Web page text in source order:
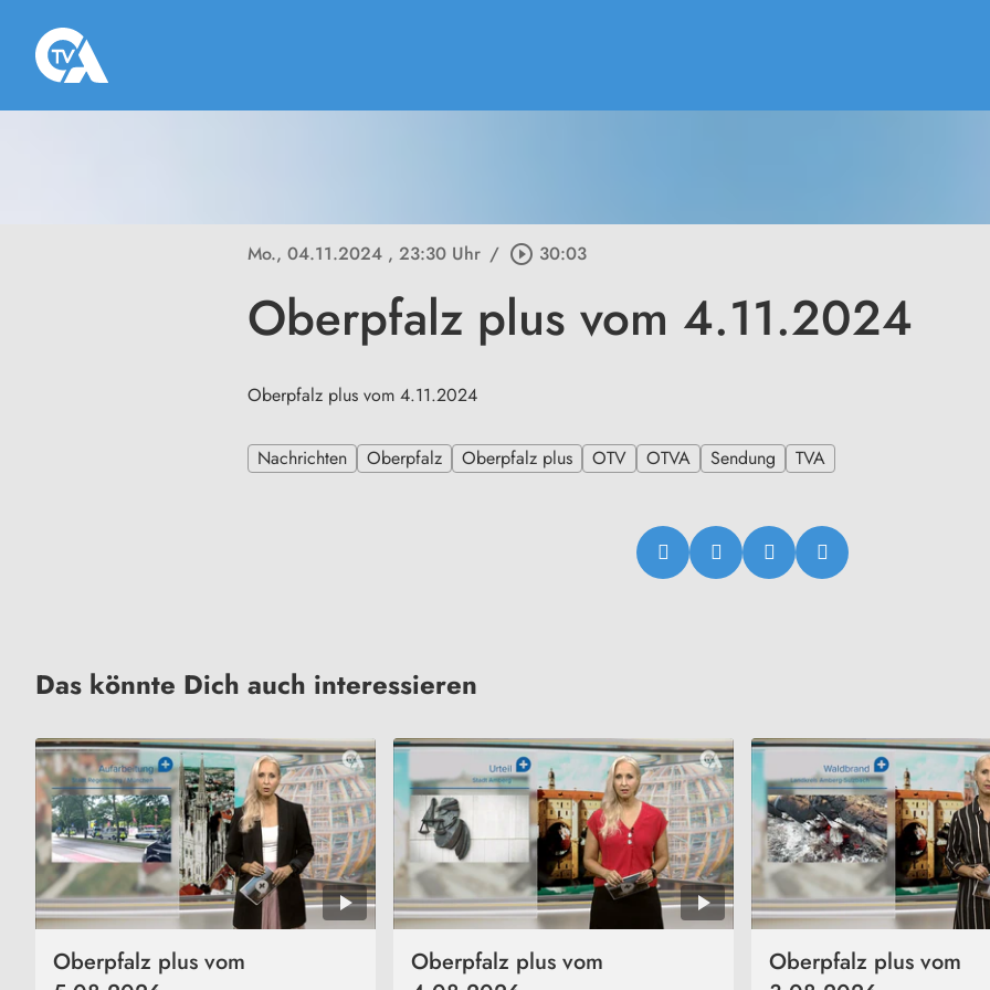
Mo., 04.11.2024 , 23:30 Uhr / play_circle_outline 30:03
Oberpfalz plus vom 4.11.2024
Oberpfalz plus vom 4.11.2024
Nachrichten Oberpfalz Oberpfalz plus OTV OTVA Sendung TVA
Das könnte Dich auch interessieren
Oberpfalz plus vom
Oberpfalz plus vom
Oberpfalz plus vom